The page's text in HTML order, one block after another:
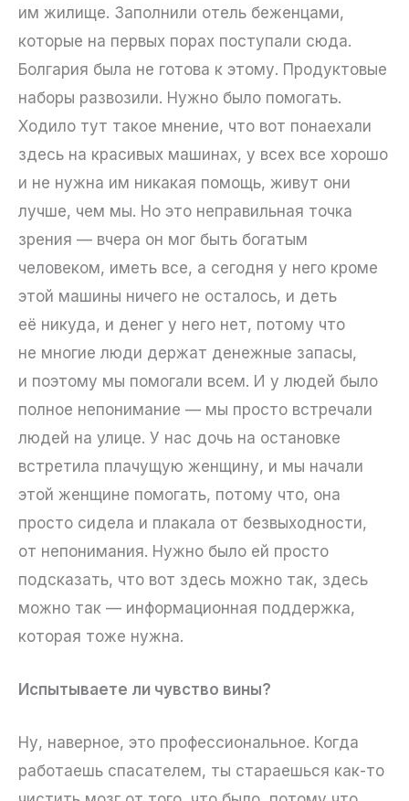
им жилище. Заполнили отель беженцами,
которые на первых порах поступали сюда.
Болгария была не готова к этому. Продуктовые
наборы развозили. Нужно было помогать.
Ходило тут такое мнение, что вот понаехали
здесь на красивых машинах, у всех все хорошо
и не нужна им никакая помощь, живут они
лучше, чем мы. Но это неправильная точка
зрения — вчера он мог быть богатым
человеком, иметь все, а сегодня у него кроме
этой машины ничего не осталось, и деть
её никуда, и денег у него нет, потому что
не многие люди держат денежные запасы,
и поэтому мы помогали всем. И у людей было
полное непонимание — мы просто встречали
людей на улице. У нас дочь на остановке
встретила плачущую женщину, и мы начали
этой женщине помогать, потому что, она
просто сидела и плакала от безвыходности,
от непонимания. Нужно было ей просто
подсказать, что вот здесь можно так, здесь
можно так — информационная поддержка,
которая тоже нужна.
Испытываете ли чувство вины?
Ну, наверное, это профессиональное. Когда
работаешь спасателем, ты стараешься как-то